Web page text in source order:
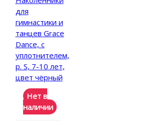
Нет в
наличии